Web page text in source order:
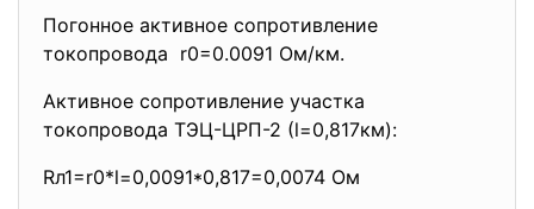
Погонное активное сопротивление
токопровода r0=0.0091 Ом/км.
Активное сопротивление участка
токопровода ТЭЦ-ЦРП-2 (l=0,817км):
Rл1=r0*l=0,0091*0,817=0,0074 Ом